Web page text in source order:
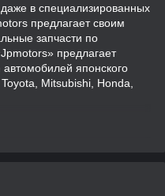
в специализированных
предлагает своим
запчасти по
предлагает
японского
Mitsubishi, Honda,